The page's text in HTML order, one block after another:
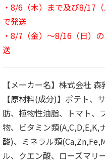
・8/6（木）まで及び8/17
で発送
・8/7（金）～8/16（日）
送
【メーカー名】株式会社
【原材料(成分)】ポテト、
肪、植物性油脂、トマト、
物、ビタミン類
酸)、ミネラル類
ル、クエン酸、ローズマリ